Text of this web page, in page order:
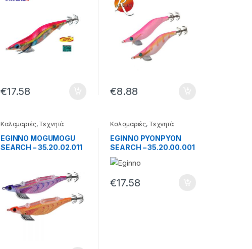
€17.58 €8.88
Καλαμαριές, Τεχνητά
δολώματα
EGINNO MOGUMOGU
SEARCH – 35.20.02.011
Καλαμαριές, Τεχνητά
δολώματα
EGINNO PYONPYON
SEARCH – 35.20.00.001
€17.58